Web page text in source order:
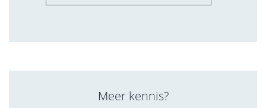
Meer kennis?